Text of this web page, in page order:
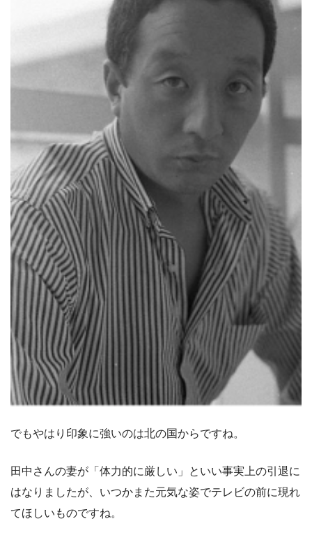
でもやはり印象に強いのは北の国からですね。
田中さんの妻が「体力的に厳しい」といい事実上の引退に
はなりましたが、いつかまた元気な姿でテレビの前に現れ
てほしいものですね。